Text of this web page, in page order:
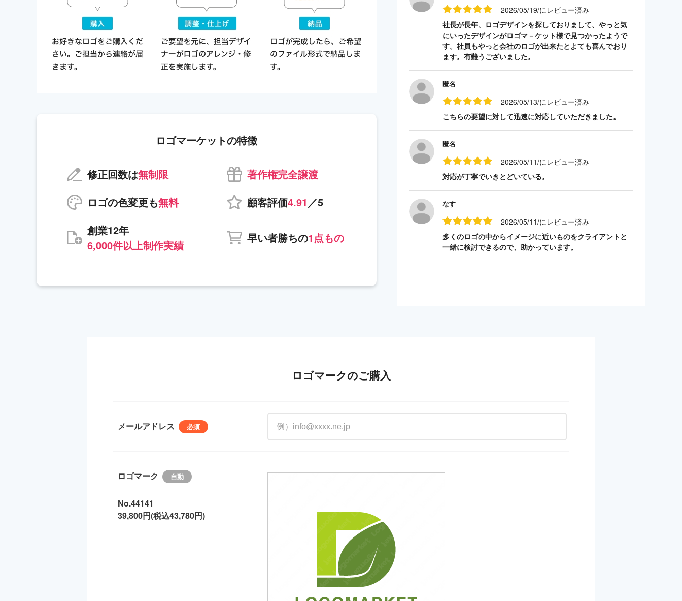
ロゴマーケットの特徴
修正回数は無制限
著作権完全譲渡
ロゴの色変更も無料 顧客評価4.91 ／5
創業12年
6,000件以上制作実績
早い者勝ちの1点もの
2026/05/19/にレビュー済み
社長が長年、ロゴデザインを探しておりまして、やっと気
にいったデザインがロゴマ－ケット様で見つかったようで
す。社員もやっと会社のロゴが出来たとよても喜んでおり
ます。有難うございました。
匿名
2026/05/13/にレビュー済み
こちらの要望に対して迅速に対応していただきました。
匿名
2026/05/11/にレビュー済み
対応が丁寧でいきとどいている。
なす
2026/05/11/にレビュー済み
多くのロゴの中からイメージに近いものをクライアントと
一緒に検討できるので、助かっています。
ロゴマークのご購入
メールアドレス
ロゴマーク
No.44141
39,800円(税込43,780円)